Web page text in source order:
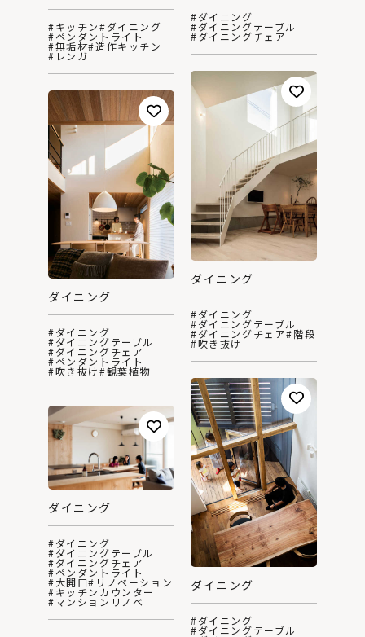
#ダイニング
#ダイニングテーブル
#ダイニングチェア
#キッチン#ダイニング
#ペンダントライト
#無垢材#造作キッチン
#レンガ
ダイニング
#ダイニング
#ダイニングテーブル
#ダイニングチェア#階段
#吹き抜け
ダイニング
#ダイニング
#ダイニングテーブル
#ダイニングチェア
#ペンダントライト
#吹き抜け#観葉植物
ダイニング
#ダイニング
#ダイニングテーブル
ダイニング
#ダイニング
#ダイニングテーブル
#ダイニングチェア
#ペンダントライト
#大開口#リノベーション
#キッチンカウンター
#マンションリノベ